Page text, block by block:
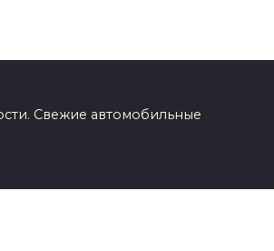
Свежие автомобильные